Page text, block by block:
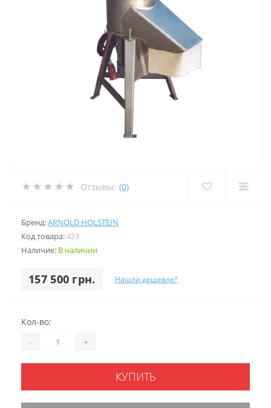
Отзывы: (0)
Бренд:ARNOLD HOLSTEIN
Код товара:423
Наличие: В наличии
157 500 грн. Нашли дешевле?
Кол-во:
- +
КУПИТЬ